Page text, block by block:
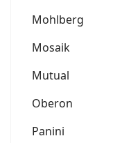
Mohlberg
Mosaik
Mutual
Oberon
Panini